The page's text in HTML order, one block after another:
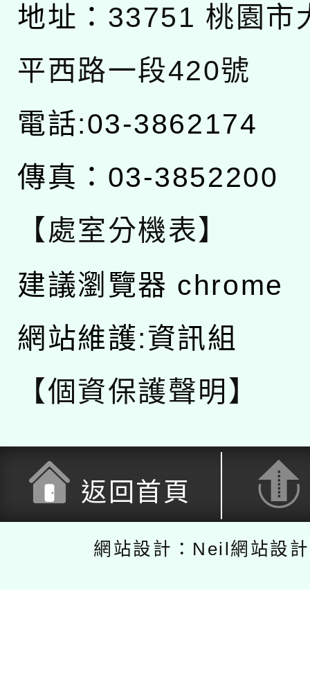
地址： 33751 桃園市
平西路一段420號
電話:03-3862174
傳真：03-3852200
【處室分機表】
建議瀏覽器 chrome
網站維護:資訊組
【個資保護聲明】
返回首頁
網站設計：Neil網站設